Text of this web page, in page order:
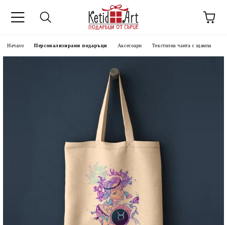
Начало Персонализирани подаръци Аксесоари Текстилна чанта с щампа